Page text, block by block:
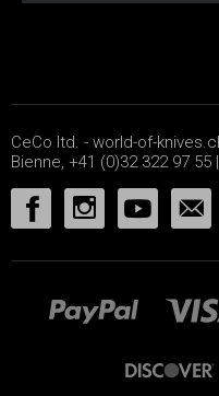
CeCo ltd. - world-of-
Bienne, +41 (0)32 322 97 55 |